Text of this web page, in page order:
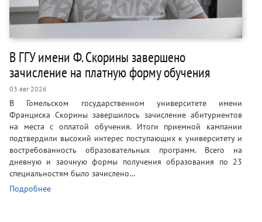
В ГГУ имени Ф. Скорины завершено
зачисление на платную форму обучения
03 авг 2026
В Гомельском государственном университете имени
Франциска Скорины завершилось зачисление абитуриентов
на места с оплатой обучения. Итоги приемной кампании
подтвердили высокий интерес поступающих к университету и
востребованность образовательных программ. Всего на
дневную и заочную формы получения образования по 23
специальностям было зачислено…
Подробнее